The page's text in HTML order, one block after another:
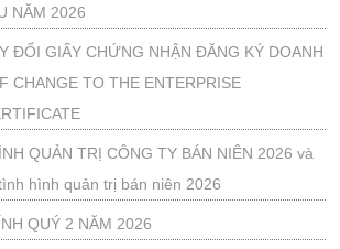
NĂM 2026
ĐỔI GIẤY CHỨNG NHẬN ĐĂNG KÝ DOANH
CHANGE TO THE ENTERPRISE
QUẢN TRỊ CÔNG TY BÁN NIÊN 2026 và
hình quản trị bán niên 2026
QUÝ 2 NĂM 2026